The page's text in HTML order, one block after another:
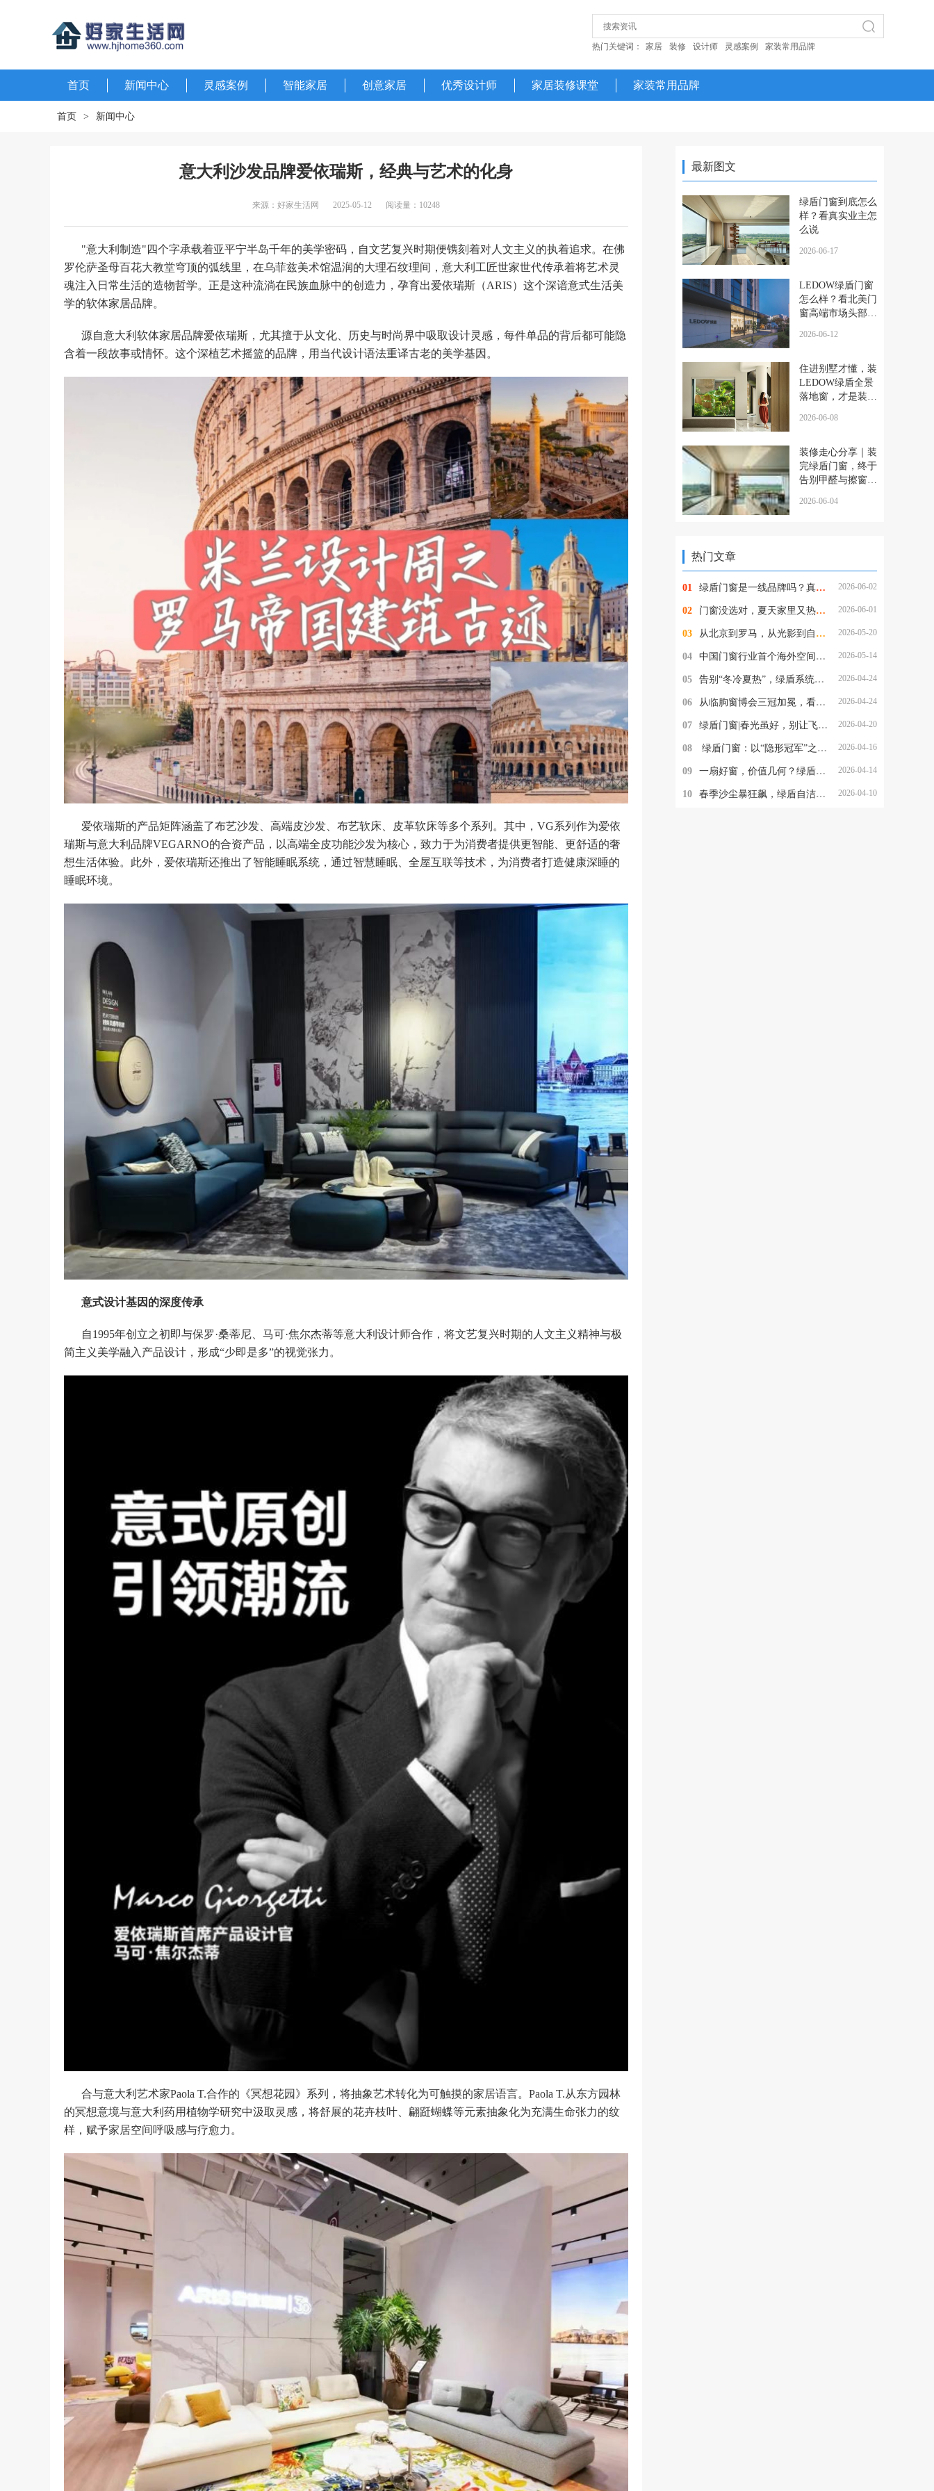
热门关键词： 家居 装修 设计师 灵感案例 家装常用品牌
首页 新闻中心 灵感案例 智能家居 创意家居 优秀设计师 家居装修课堂 家装常用品牌
首页 > 新闻中心
意大利沙发品牌爱依瑞斯，经典与艺术的化身
来源：好家生活网 2025-05-12 阅读量：10248
"意大利制造"四个字承载着亚平宁半岛千年的美学密码，自文艺复兴时期便镌刻着对人文主义的执着追求。在佛
罗伦萨圣母百花大教堂穹顶的弧线里，在乌菲兹美术馆温润的大理石纹理间，意大利工匠世家世代传承着将艺术灵
魂注入日常生活的造物哲学。正是这种流淌在民族血脉中的创造力，孕育出爱依瑞斯（ARIS）这个深谙意式生活美
学的软体家居品牌。
源自意大利软体家居品牌爱依瑞斯，尤其擅于从文化、历史与时尚界中吸取设计灵感，每件单品的背后都可能隐
含着一段故事或情怀。这个深植艺术摇篮的品牌，用当代设计语法重译古老的美学基因。
爱依瑞斯的产品矩阵涵盖了布艺沙发、高端皮沙发、布艺软床、皮革软床等多个系列。其中，VG系列作为爱依
瑞斯与意大利品牌VEGARNO的合资产品，以高端全皮功能沙发为核心，致力于为消费者提供更智能、更舒适的奢
想生活体验。此外，爱依瑞斯还推出了智能睡眠系统，通过智慧睡眠、全屋互联等技术，为消费者打造健康深睡的
睡眠环境。
意式设计基因的深度传承
自1995年创立之初即与保罗·桑蒂尼、马可·焦尔杰蒂等意大利设计师合作，将文艺复兴时期的人文主义精神与极
简主义美学融入产品设计，形成“少即是多”的视觉张力。
合与意大利艺术家Paola T.合作的《冥想花园》系列，将抽象艺术转化为可触摸的家居语言。Paola T.从东方园林
的冥想意境与意大利药用植物学研究中汲取灵感，将舒展的花卉枝叶、翩跹蝴蝶等元素抽象化为充满生命张力的纹
样，赋予家居空间呼吸感与疗愈力。
最新图文
绿盾门窗到底怎么
样？看真实业主怎
么说
2026-06-17
LEDOW绿盾门窗
怎么样？看北美门
窗高端市场头部品
2026-06-12
住进别墅才懂，装
LEDOW绿盾全景
落地窗，才是装修
2026-06-08
装修走心分享｜装
完绿盾门窗，终于
告别甲醛与擦窗的
2026-06-04
热门文章
01 绿盾门窗是一线品牌吗？真实档次究竟如何？ 2026-06-02
02 门窗没选对，夏天家里又热又潮还招蚊！绿盾门窗一站式解决所有烦恼 2026-06-01
03 从北京到罗马，从光影到自洁净醛：绿盾门窗2026的品牌跃迁与美学破局 2026-05-20
04 中国门窗行业首个海外空间美学实验室落地罗马，绿盾门窗的这一步，为何意义非凡？ 2026-05-14
05 告别“冬冷夏热”，绿盾系统阳光房，重新定义“与自然为邻” 2026-04-24
06 从临朐窗博会三冠加冕，看绿盾门窗的品牌定力与破局之道 2026-04-24
07 绿盾门窗|春光虽好，别让飞絮与沙尘，偷走家人的健康 2026-04-20
08 ​ 绿盾门窗：以“隐形冠军”之姿，重塑中国高端门窗新格局 2026-04-16
09 一扇好窗，价值几何？绿盾门窗交出一年的使用答卷 2026-04-14
10 春季沙尘暴狂飙，绿盾自洁净醛门窗守护居家清净 2026-04-10